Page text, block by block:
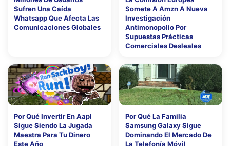
Sufren Una Caída
Whatsapp Que Afecta Las
Comunicaciones Globales
Somete A Amzn A Nueva
Investigación
Antimonopolio Por
Supuestas Prácticas
Comerciales Desleales
Por Qué Invertir En Aapl
Sigue Siendo La Jugada
Maestra Para Tu Dinero
Este Año
Por Qué La Familia
Samsung Galaxy Sigue
Dominando El Mercado De
La Telefonía Móvil